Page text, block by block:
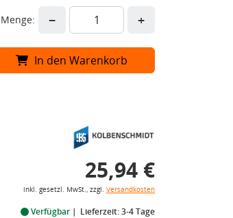
Menge: − +
In den Warenkorb
25,94 €
inkl. gesetzl. MwSt., zzgl. Versandkosten
Verfügbar Lieferzeit: 3-4 Tage